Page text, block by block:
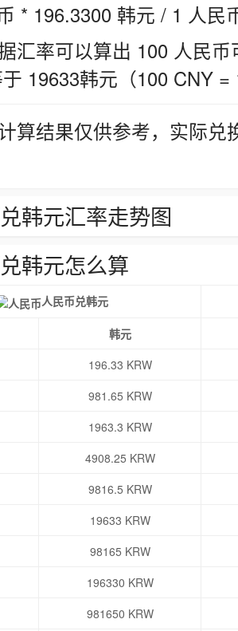
* 196.3300 韩元 / 1 人民
汇率可以算出 100 人民
19633韩元（100 CNY =
算结果仅供参考，实际
韩元汇率走势图
韩元怎么算
人民币兑韩元
韩元
196.33 KRW
981.65 KRW
1963.3 KRW
4908.25 KRW
9816.5 KRW
19633 KRW
98165 KRW
196330 KRW
981650 KRW